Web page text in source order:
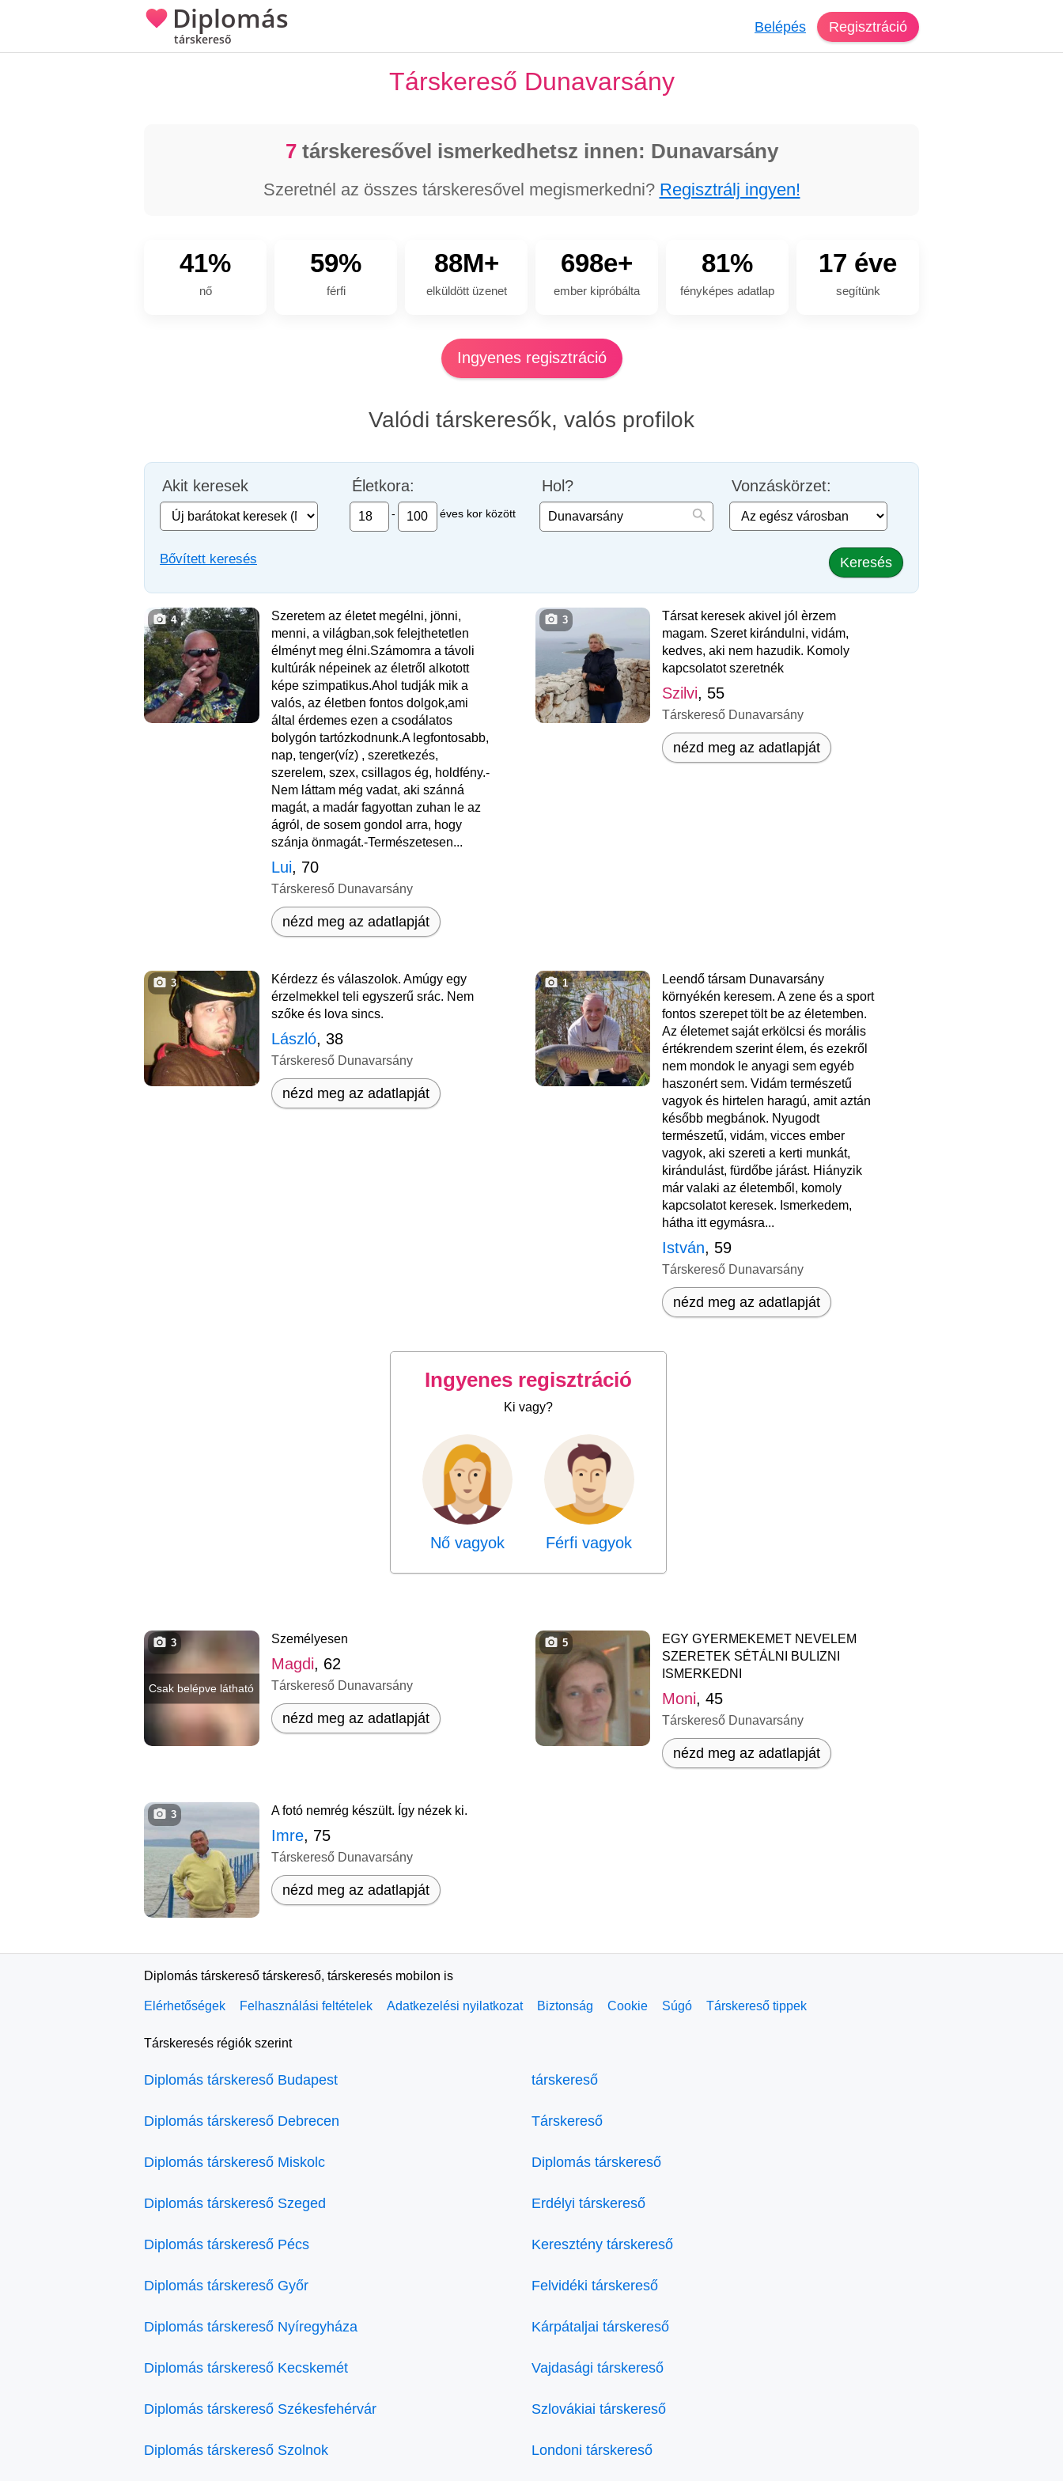
Diplomás
társkereső
Belépés Regisztráció
Társkereső Dunavarsány
7társkeresővel ismerkedhetsz innen: Dunavarsány
Szeretnél az összes társkeresővel megismerkedni? Regisztrálj ingyen!
41%
nő
59%
férfi
88M+
elküldött üzenet
698e+
ember kipróbálta
81%
fényképes adatlap
17 éve
segítünk
Ingyenes regisztráció
Valódi társkeresők, valós profilok
Akit keresek Életkora:
- éves kor között
Hol? Vonzáskörzet:
Bővített keresés Keresés
4
Szeretem az életet megélni, jönni,
menni, a világban,sok felejthetetlen
élményt meg élni.Számomra a távoli
kultúrák népeinek az életről alkotott
képe szimpatikus.Ahol tudják mik a
valós, az életben fontos dolgok,ami
által érdemes ezen a csodálatos
bolygón tartózkodnunk.A legfontosabb,
nap, tenger(víz) , szeretkezés,
szerelem, szex, csillagos ég, holdfény.-
Nem láttam még vadat, aki szánná
magát, a madár fagyottan zuhan le az
ágról, de sosem gondol arra, hogy
szánja önmagát.-Természetesen...
Lui, 70
Társkereső Dunavarsány
nézd meg az adatlapját
3
Társat keresek akivel jól èrzem
magam. Szeret kirándulni, vidám,
kedves, aki nem hazudik. Komoly
kapcsolatot szeretnék
Szilvi, 55
Társkereső Dunavarsány
nézd meg az adatlapját
3
Kérdezz és válaszolok. Amúgy egy
érzelmekkel teli egyszerű srác. Nem
szőke és lova sincs.
László, 38
Társkereső Dunavarsány
nézd meg az adatlapját
1
Leendő társam Dunavarsány
környékén keresem. A zene és a sport
fontos szerepet tölt be az életemben.
Az életemet saját erkölcsi és morális
értékrendem szerint élem, és ezekről
nem mondok le anyagi sem egyéb
haszonért sem. Vidám természetű
vagyok és hirtelen haragú, amit aztán
később megbánok. Nyugodt
természetű, vidám, vicces ember
vagyok, aki szereti a kerti munkát,
kirándulást, fürdőbe járást. Hiányzik
már valaki az életemből, komoly
kapcsolatot keresek. Ismerkedem,
hátha itt egymásra...
István, 59
Társkereső Dunavarsány
nézd meg az adatlapját
Ingyenes regisztráció
Ki vagy?
Nő vagyok Férfi vagyok
Csak belépve látható
3 Személyesen
Magdi, 62
Társkereső Dunavarsány
nézd meg az adatlapját
5
EGY GYERMEKEMET NEVELEM
SZERETEK SÉTÁLNI BULIZNI
ISMERKEDNI
Moni, 45
Társkereső Dunavarsány
nézd meg az adatlapját
3 A fotó nemrég készült. Így nézek ki.
Imre, 75
Társkereső Dunavarsány
nézd meg az adatlapját
Diplomás társkereső társkereső, társkeresés mobilon is
Elérhetőségek Felhasználási feltételek Adatkezelési nyilatkozat Biztonság Cookie Súgó Társkereső tippek
Társkeresés régiók szerint
Diplomás társkereső Budapest
Diplomás társkereső Debrecen
Diplomás társkereső Miskolc
Diplomás társkereső Szeged
Diplomás társkereső Pécs
Diplomás társkereső Győr
Diplomás társkereső Nyíregyháza
Diplomás társkereső Kecskemét
Diplomás társkereső Székesfehérvár
Diplomás társkereső Szolnok
társkereső
Társkereső
Diplomás társkereső
Erdélyi társkereső
Keresztény társkereső
Felvidéki társkereső
Kárpátaljai társkereső
Vajdasági társkereső
Szlovákiai társkereső
Londoni társkereső